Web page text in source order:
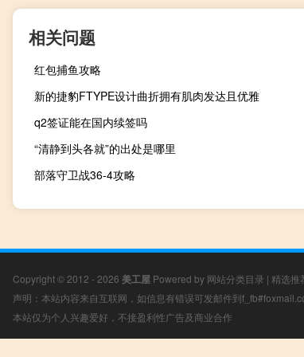
相关问题
红包捕鱼攻略
新的捷豹FTYPE设计曲折拥有肌肉发达且优雅
q2签证能在国内续签吗
“清静到头各就”的出处是哪里
部落守卫战36-4攻略
Copyright © 2012 - 2026 美工屋 Powered by 网站分类目录 | 精选推
声明：本站内容来自互联网，如信息有错误可发邮件到
本站仅为个人兴趣爱好，不接盈利性广告及商业合作